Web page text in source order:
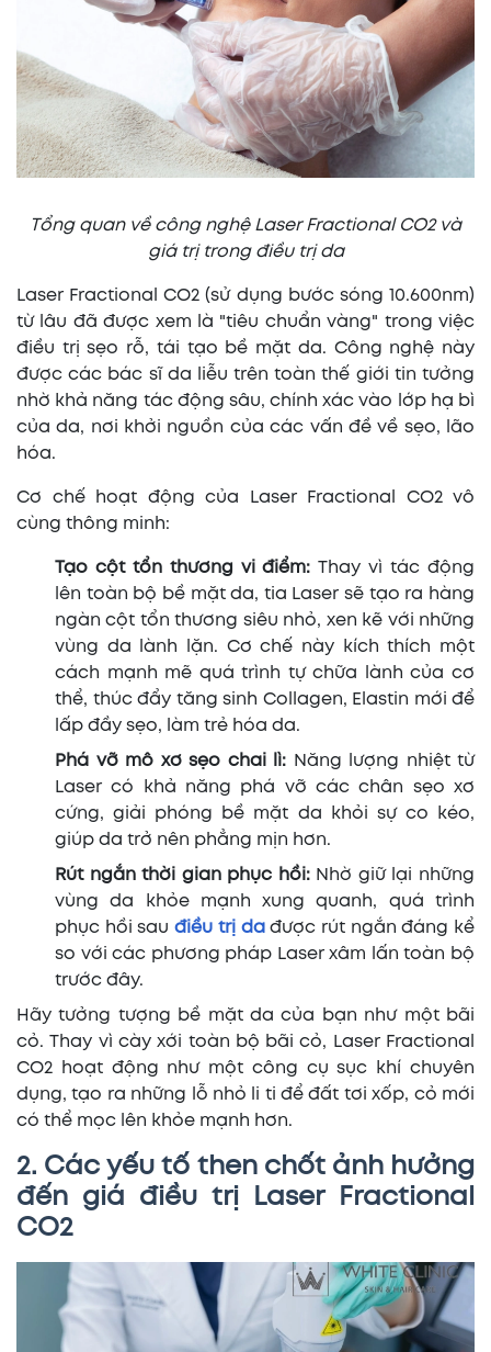
Tổng quan về công nghệ Laser Fractional CO2 và
giá trị trong điều trị da
Laser Fractional CO2 (sử dụng bước sóng 10.600nm)
từ lâu đã được xem là "tiêu chuẩn vàng" trong việc
điều trị sẹo rỗ, tái tạo bề mặt da. Công nghệ này
được các bác sĩ da liễu trên toàn thế giới tin tưởng
nhờ khả năng tác động sâu, chính xác vào lớp hạ bì
của da, nơi khởi nguồn của các vấn đề về sẹo, lão
hóa.
Cơ chế hoạt động của Laser Fractional CO2 vô
cùng thông minh:
Tạo cột tổn thương vi điểm: Thay vì tác động
lên toàn bộ bề mặt da, tia Laser sẽ tạo ra hàng
ngàn cột tổn thương siêu nhỏ, xen kẽ với những
vùng da lành lặn. Cơ chế này kích thích một
cách mạnh mẽ quá trình tự chữa lành của cơ
thể, thúc đẩy tăng sinh Collagen, Elastin mới để
lấp đầy sẹo, làm trẻ hóa da.
Phá vỡ mô xơ sẹo chai lì: Năng lượng nhiệt từ
Laser có khả năng phá vỡ các chân sẹo xơ
cứng, giải phóng bề mặt da khỏi sự co kéo,
giúp da trở nên phẳng mịn hơn.
Rút ngắn thời gian phục hồi:Nhờ giữ lại những
vùng da khỏe mạnh xung quanh, quá trình
phục hồi sauđiều trị dađược rút ngắn đáng kể
so với các phương pháp Laser xâm lấn toàn bộ
trước đây.
Hãy tưởng tượng bề mặt da của bạn như một bãi
cỏ. Thay vì cày xới toàn bộ bãi cỏ, Laser Fractional
CO2 hoạt động như một công cụ sục khí chuyên
dụng, tạo ra những lỗ nhỏ li ti để đất tơi xốp, cỏ mới
có thể mọc lên khỏe mạnh hơn.
2. Các yếu tố then chốt ảnh hưởng
đến giá điều trị Laser Fractional
CO2